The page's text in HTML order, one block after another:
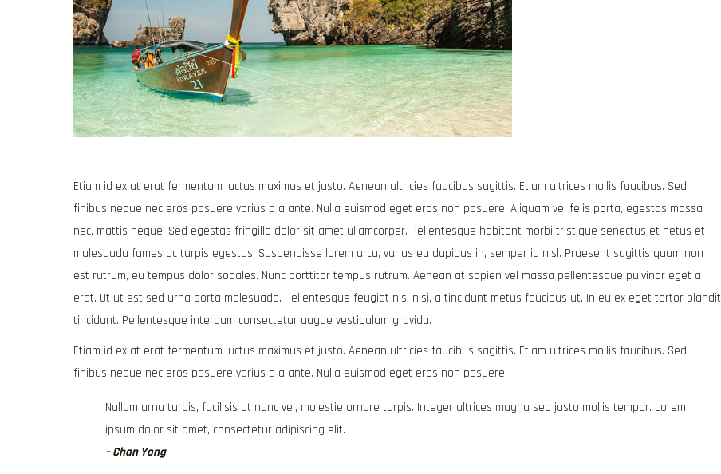
Etiam id ex at erat fermentum luctus maximus et justo. Aenean ultricies faucibus sagittis. Etiam ultrices mollis faucibus. Sed
finibus neque nec eros posuere varius a a ante. Nulla euismod eget eros non posuere. Aliquam vel felis porta, egestas massa
nec, mattis neque. Sed egestas fringilla dolor sit amet ullamcorper. Pellentesque habitant morbi tristique senectus et netus et
malesuada fames ac turpis egestas. Suspendisse lorem arcu, varius eu dapibus in, semper id nisl. Praesent sagittis quam non
est rutrum, eu tempus dolor sodales. Nunc porttitor tempus rutrum. Aenean at sapien vel massa pellentesque pulvinar eget a
erat. Ut ut est sed urna porta malesuada. Pellentesque feugiat nisl nisi, a tincidunt metus faucibus ut. In eu ex eget tortor blandit
tincidunt. Pellentesque interdum consectetur augue vestibulum gravida.
Etiam id ex at erat fermentum luctus maximus et justo. Aenean ultricies faucibus sagittis. Etiam ultrices mollis faucibus. Sed
finibus neque nec eros posuere varius a a ante. Nulla euismod eget eros non posuere.
Nullam urna turpis, facilisis ut nunc vel, molestie ornare turpis. Integer ultrices magna sed justo mollis tempor. Lorem
ipsum dolor sit amet, consectetur adipiscing elit.
– Chan Yong